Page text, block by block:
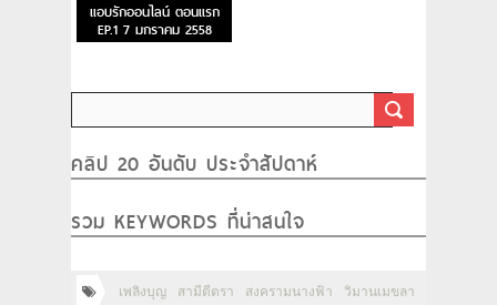
แอบรักออนไลน์ ตอนแรก
EP.1 7 มกราคม 2558
คลิป 20 อันดับ ประจำสัปดาห์
รวม KEYWORDS ที่น่าสนใจ
เพลิงบุญ สามีตีตรา สงครามนางฟ้า วิมานเมขลา